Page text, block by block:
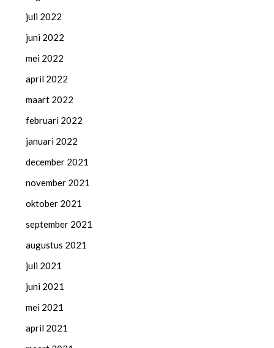
juli 2022
juni 2022
mei 2022
april 2022
maart 2022
februari 2022
januari 2022
december 2021
november 2021
oktober 2021
september 2021
augustus 2021
juli 2021
juni 2021
mei 2021
april 2021